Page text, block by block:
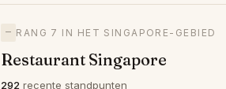
— RANG 7 IN HET SINGAPORE-GEBIED
Restaurant Singapore
292 recente standpunten